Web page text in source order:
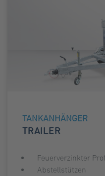
TANKANHÄNGER
TRAILER
Feuerverzinkter
Abstellstützen